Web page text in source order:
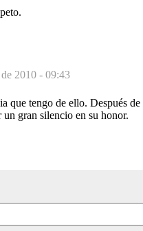
2010 - 09:43
que tengo de ello. Después
gran silencio en su honor.